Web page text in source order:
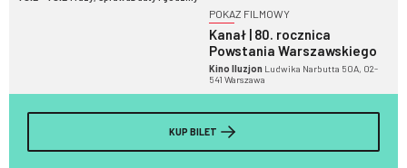
POKAZ FILMOWY
Kanał | 80. rocznica
Powstania Warszawskiego
Kino Iluzjon Ludwika Narbutta 50A, 02-
541 Warszawa
KUP BILET